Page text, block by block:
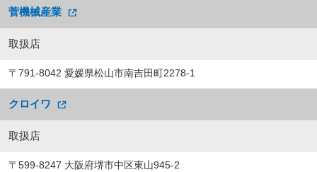
菅機械産業
取扱店
〒791-8042 愛媛県松山市南吉田町2278-1
クロイワ
取扱店
〒599-8247 大阪府堺市中区東山945-2